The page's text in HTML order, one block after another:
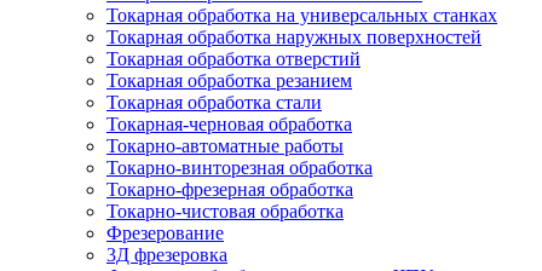
Токарная обработка на универсальных станках
Токарная обработка наружных поверхностей
Токарная обработка отверстий
Токарная обработка резанием
Токарная обработка стали
Токарная-черновая обработка
Токарно-автоматные работы
Токарно-винторезная обработка
Токарно-фрезерная обработка
Токарно-чистовая обработка
Фрезерование
3Д фрезеровка